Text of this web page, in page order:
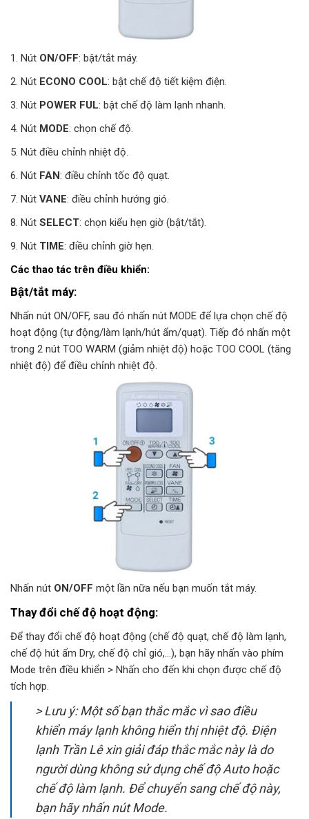
1. Nút ON/OFF: bật/tắt máy.
2. Nút ECONO COOL: bật chế độ tiết kiệm điện.
3. Nút POWER FUL: bật chế độ làm lạnh nhanh.
4. Nút MODE: chọn chế độ.
5. Nút điều chỉnh nhiệt độ.
6. Nút FAN: điều chỉnh tốc độ quạt.
7. Nút VANE: điều chỉnh hướng gió.
8. Nút SELECT: chọn kiểu hẹn giờ (bật/tắt).
9. Nút TIME: điều chỉnh giờ hẹn.
Các thao tác trên điều khiển:
Bật/tắt máy:
Nhấn nút ON/OFF, sau đó nhấn nút MODE để lựa chọn chế độ
hoạt động (tự động/làm lạnh/hút ẩm/quạt). Tiếp đó nhấn một
trong 2 nút TOO WARM (giảm nhiệt độ) hoặc TOO COOL (tăng
nhiệt độ) để điều chỉnh nhiệt độ.
Nhấn nút ON/OFF một lần nữa nếu bạn muốn tắt máy.
Thay đổi chế độ hoạt động:
Để thay đổi chế độ hoạt động (chế độ quạt, chế độ làm lạnh,
chế độ hút ẩm Dry, chế độ chỉ gió,…), bạn hãy nhấn vào phím
Mode trên điều khiển > Nhấn cho đến khi chọn được chế độ
tích hợp.
> Lưu ý: Một số bạn thắc mắc vì sao điều
khiển máy lạnh không hiển thị nhiệt độ. Điện
lạnh Trần Lê xin giải đáp thắc mắc này là do
người dùng không sử dụng chế độ Auto hoặc
chế độ làm lạnh. Để chuyển sang chế độ này,
bạn hãy nhấn nút Mode.